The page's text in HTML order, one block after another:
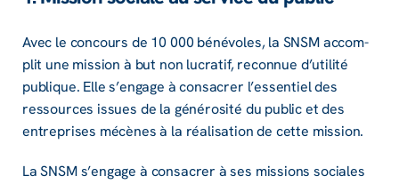
Avec le concours de 10 000 béné­voles, la SNSM accom­
plit une mission à but non lucra­tif, recon­nue d’uti­lité
publique. Elle s’en­gage à consa­crer l’es­sen­tiel des
ressources issues de la géné­ro­sité du public et des
entre­prises mécènes à la réali­sa­tion de cette mission.
La SNSM s’en­gage à consa­crer à ses missions sociales